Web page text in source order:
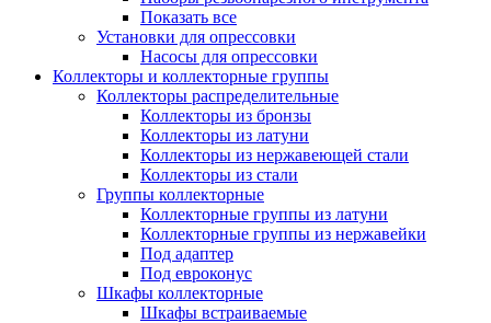
Показать все
Установки для опрессовки
Насосы для опрессовки
Коллекторы и коллекторные группы
Коллекторы распределительные
Коллекторы из бронзы
Коллекторы из латуни
Коллекторы из нержавеющей стали
Коллекторы из стали
Группы коллекторные
Коллекторные группы из латуни
Коллекторные группы из нержавейки
Под адаптер
Под евроконус
Шкафы коллекторные
Шкафы встраиваемые